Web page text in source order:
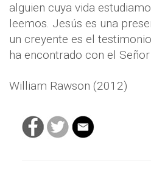
alguien cuya vida
leemos. Jesús es una
un creyente es el
ha encontrado con el
William Rawson (2012)